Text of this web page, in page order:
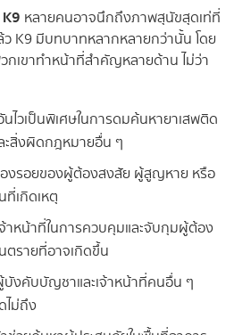
K9 หลายคนอาจนึกถึงภาพสุนัขสุดเท่ที่
ว K9 มีบทบาทหลากหลายกว่านั้น โดย
กเขาทำหน้าที่สำคัญหลายด้าน ไม่ว่า
นไวเป็นพิเศษในการดมค้นหายาเสพติด
ะสิ่งผิดกฎหมายอื่น ๆ
งรอยของผู้ต้องสงสัย ผู้สูญหาย หรือ
เกิดเหตุ
าหน้าที่ในการควบคุมและจับกุมผู้ต้อง
ตรายที่อาจเกิดขึ้น
งคับบัญชาและเจ้าหน้าที่คนอื่น ๆ
ไม่ถึง